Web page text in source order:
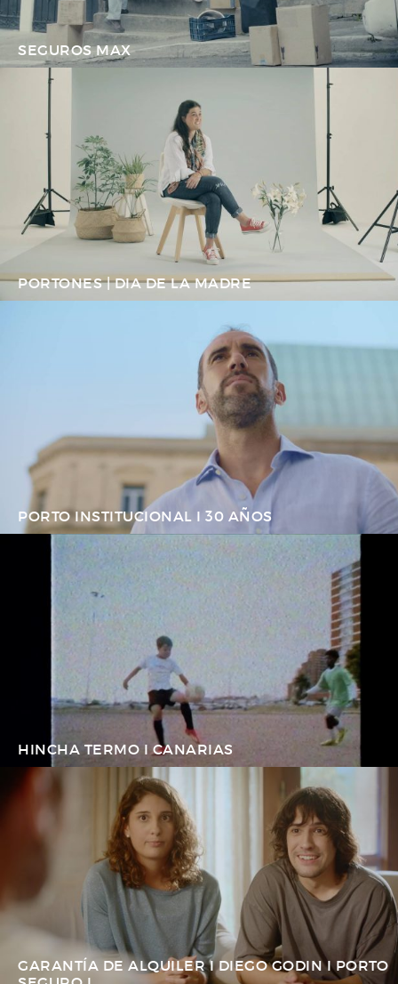
SEGUROS MAX
PORTONES | DIA DE LA MADRE
PORTO INSTITUCIONAL I 30 AÑOS
HINCHA TERMO I CANARIAS
GARANTÍA DE ALQUILER I DIEGO GODIN I PORTO